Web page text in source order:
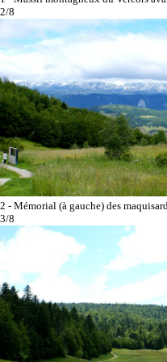
2/8
2 - Mémorial (à gauche) des
3/8